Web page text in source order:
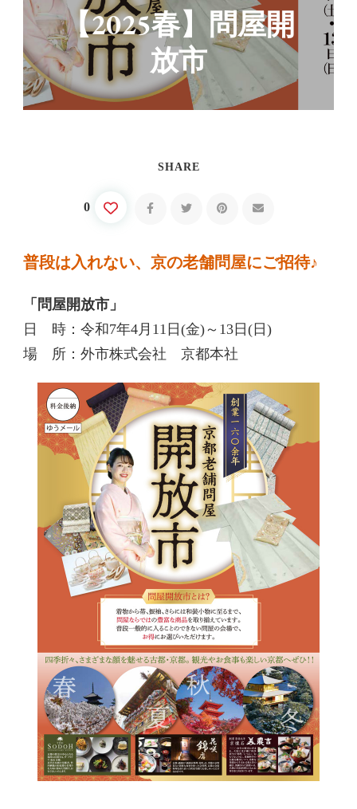
【2025春】問屋開
放市
SHARE
0
普段は入れない、京の老舗問屋にご招待♪
「問屋開放市」
日 時：令和7年4月11日(金)～13日(日)
場 所：外市株式会社 京都本社